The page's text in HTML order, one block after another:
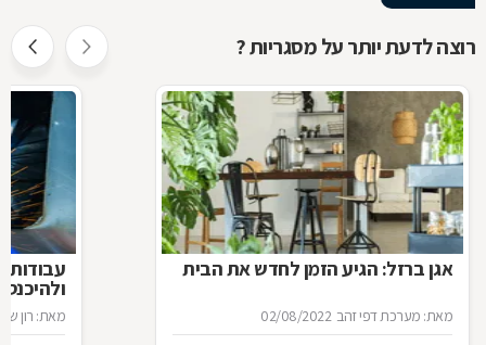
רוצה לדעת יותר על מסגריות ?
אגן ברזל: הגיע הזמן לחדש את הבית
מאת: מערכת דפי זהב 02/08/2022
עבודות
מאת: רון